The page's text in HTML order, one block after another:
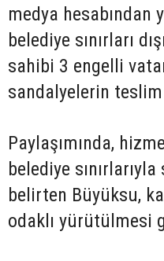
medya hesabından
belediye sınırları
sahibi 3 engelli
sandalyelerin
Paylaşımında,
belediye sınırlarıyla
belirten Büyüksu,
odaklı yürütülmesi